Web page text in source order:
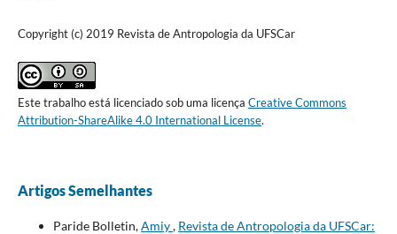
Copyright (c) 2019 Revista de Antropologia da UFSCar
Este trabalho está licenciado sob uma licença Creative Commons
Attribution-ShareAlike 4.0 International License.
Artigos Semelhantes
Paride Bolletin,Amiy, Revista de Antropologia da UFSCar: